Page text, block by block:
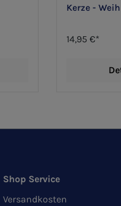
Kerze -
14,95 €*
Shop Service
Versandkosten